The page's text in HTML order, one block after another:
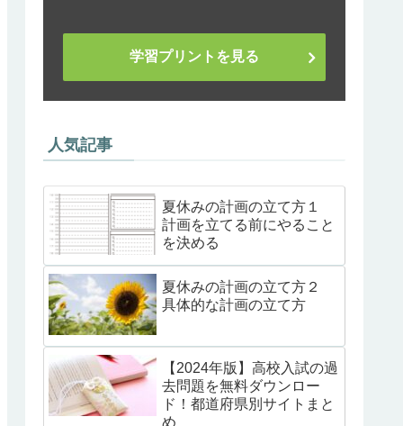
学習プリントを見る
人気記事
夏休みの計画の立て方１
計画を立てる前にやること
を決める
夏休みの計画の立て方２
具体的な計画の立て方
【2024年版】高校入試の過
去問題を無料ダウンロー
ド！都道府県別サイトまと
め